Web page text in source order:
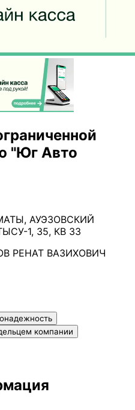
"Юг Авто
АУЭЗОВСКИЙ
1, 35, КВ 33
РЕНАТ ВАЗИХОВИЧ
компании